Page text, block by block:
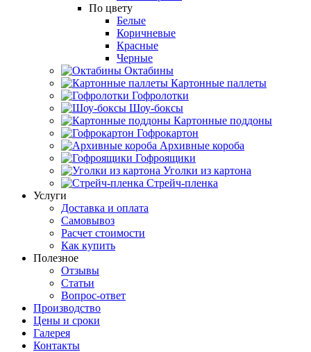
По цвету
Белые
Коричневые
Красные
Черные
Октабины
Картонные паллеты
Гофролотки
Шоу-боксы
Картонные поддоны
Гофрокартон
Архивные короба
Гофроящики
Уголки из картона
Стрейч-пленка
Услуги
Доставка и оплата
Самовывоз
Расчет стоимости
Как купить
Полезное
Отзывы
Статьи
Вопрос-ответ
Производство
Цены и сроки
Галерея
Контакты